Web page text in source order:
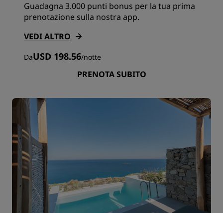
Guadagna 3.000 punti bonus per la tua prima
prenotazione sulla nostra app.
VEDI ALTRO
DaUSD 198.56/notte
PRENOTA SUBITO